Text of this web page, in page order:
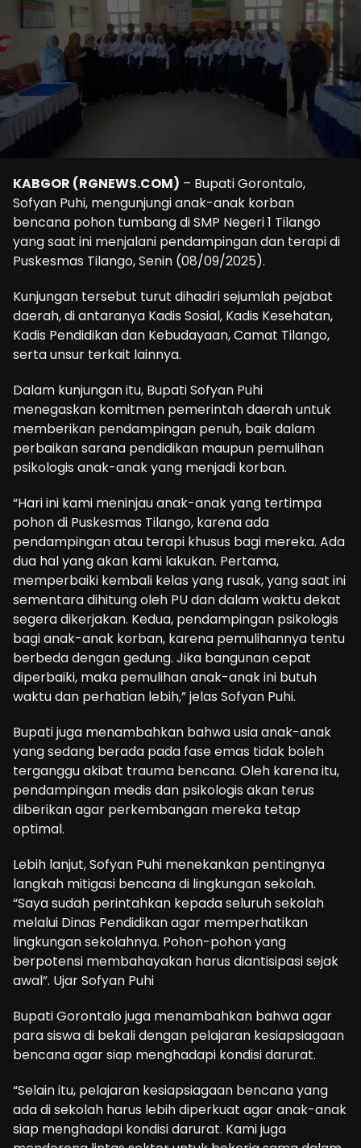
KABGOR (RGNEWS.COM) – Bupati Gorontalo,
Sofyan Puhi, mengunjungi anak-anak korban
bencana pohon tumbang di SMP Negeri 1 Tilango
yang saat ini menjalani pendampingan dan terapi di
Puskesmas Tilango, Senin (08/09/2025).
Kunjungan tersebut turut dihadiri sejumlah pejabat
daerah, di antaranya Kadis Sosial, Kadis Kesehatan,
Kadis Pendidikan dan Kebudayaan, Camat Tilango,
serta unsur terkait lainnya.
Dalam kunjungan itu, Bupati Sofyan Puhi
menegaskan komitmen pemerintah daerah untuk
memberikan pendampingan penuh, baik dalam
perbaikan sarana pendidikan maupun pemulihan
psikologis anak-anak yang menjadi korban.
“Hari ini kami meninjau anak-anak yang tertimpa
pohon di Puskesmas Tilango, karena ada
pendampingan atau terapi khusus bagi mereka. Ada
dua hal yang akan kami lakukan. Pertama,
memperbaiki kembali kelas yang rusak, yang saat ini
sementara dihitung oleh PU dan dalam waktu dekat
segera dikerjakan. Kedua, pendampingan psikologis
bagi anak-anak korban, karena pemulihannya tentu
berbeda dengan gedung. Jika bangunan cepat
diperbaiki, maka pemulihan anak-anak ini butuh
waktu dan perhatian lebih,” jelas Sofyan Puhi.
Bupati juga menambahkan bahwa usia anak-anak
yang sedang berada pada fase emas tidak boleh
terganggu akibat trauma bencana. Oleh karena itu,
pendampingan medis dan psikologis akan terus
diberikan agar perkembangan mereka tetap
optimal.
Lebih lanjut, Sofyan Puhi menekankan pentingnya
langkah mitigasi bencana di lingkungan sekolah.
“Saya sudah perintahkan kepada seluruh sekolah
melalui Dinas Pendidikan agar memperhatikan
lingkungan sekolahnya. Pohon-pohon yang
berpotensi membahayakan harus diantisipasi sejak
awal”. Ujar Sofyan Puhi
Bupati Gorontalo juga menambahkan bahwa agar
para siswa di bekali dengan pelajaran kesiapsiagaan
bencana agar siap menghadapi kondisi darurat.
“Selain itu, pelajaran kesiapsiagaan bencana yang
ada di sekolah harus lebih diperkuat agar anak-anak
siap menghadapi kondisi darurat. Kami juga